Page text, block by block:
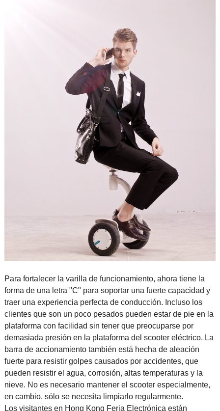
Para fortalecer la varilla de funcionamiento, ahora tiene la
forma de una letra "C" para soportar una fuerte capacidad y
traer una experiencia perfecta de conducción. Incluso los
clientes que son un poco pesados pueden estar de pie en la
plataforma con facilidad sin tener que preocuparse por
demasiada presión en la plataforma del scooter eléctrico. La
barra de accionamiento también está hecha de aleación
fuerte para resistir golpes causados por accidentes, que
pueden resistir el agua, corrosión, altas temperaturas y la
nieve. No es necesario mantener el scooter especialmente,
en cambio, sólo se necesita limpiarlo regularmente.
Los visitantes en Hong Kong Feria Electrónica están